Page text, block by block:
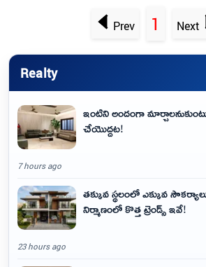
Prev 1 Next
Realty
ఇంటిని అందంగా
చేయొద్దట!
7 hours ago
తక్కువ స్థలంలో ఎక్కువ
నిర్మాణంలో కొత్త ట్రెండ్స్ ఇవే!
23 hours ago